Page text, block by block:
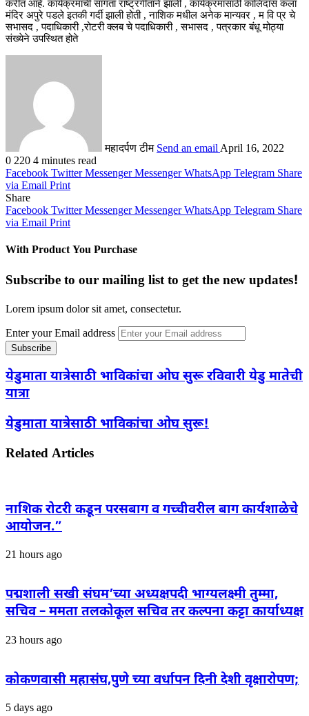
करीत आहे. कार्यक्रमाची सांगता राष्ट्रगीताने झाली , कार्यक्रमासाठी कालिदास कला
मंदिर अपुरे पडले इतकी गर्दी झाली होती , नाशिक मधील अनेक मान्यवर , म वि प्र चे
सभासद , पदाधिकारी ,रोटरी क्लब चे पदाधिकारी , सभासद , पत्रकार बंधू मोठ्या
संख्येने उपस्थित होते
महादर्पण टीम Send an email April 16, 2022
0 220 4 minutes read
Facebook Twitter Messenger Messenger WhatsApp Telegram Share
via Email Print
Share
Facebook Twitter Messenger Messenger WhatsApp Telegram Share
via Email Print
With Product You Purchase
Subscribe to our mailing list to get the new updates!
Lorem ipsum dolor sit amet, consectetur.
Enter your Email address
येडुमाता यात्रेसाठी भाविकांचा ओघ सुरू रविवारी येडु मातेची
यात्रा
येडुमाता यात्रेसाठी भाविकांचा ओघ सुरू!
Related Articles
नाशिक रोटरी कडून परसबाग व गच्चीवरील बाग कार्यशाळेचे
आयोजन.”
21 hours ago
पद्मशाली सखी संघम’च्या अध्यक्षपदी भाग्यलक्ष्मी तुम्मा,
सचिव – ममता तलकोकूल सचिव तर कल्पना कट्टा कार्याध्यक्ष
23 hours ago
कोकणवासी महासंघ,पुणे च्या वर्धापन दिनी देशी वृक्षारोपण;
5 days ago